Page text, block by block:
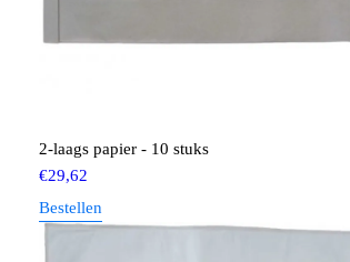
2-laags papier - 10 stuks
€29,62
Bestellen